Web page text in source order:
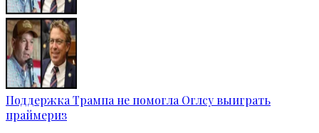
Поддержка Трампа не помогла Оглсу выиграть
праймериз